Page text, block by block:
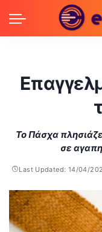
Το Πάσχα
σε
Last Updated: 14/04/